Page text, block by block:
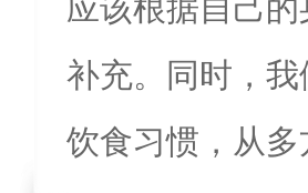
应该根据自己
补充。同时，
饮食习惯，从